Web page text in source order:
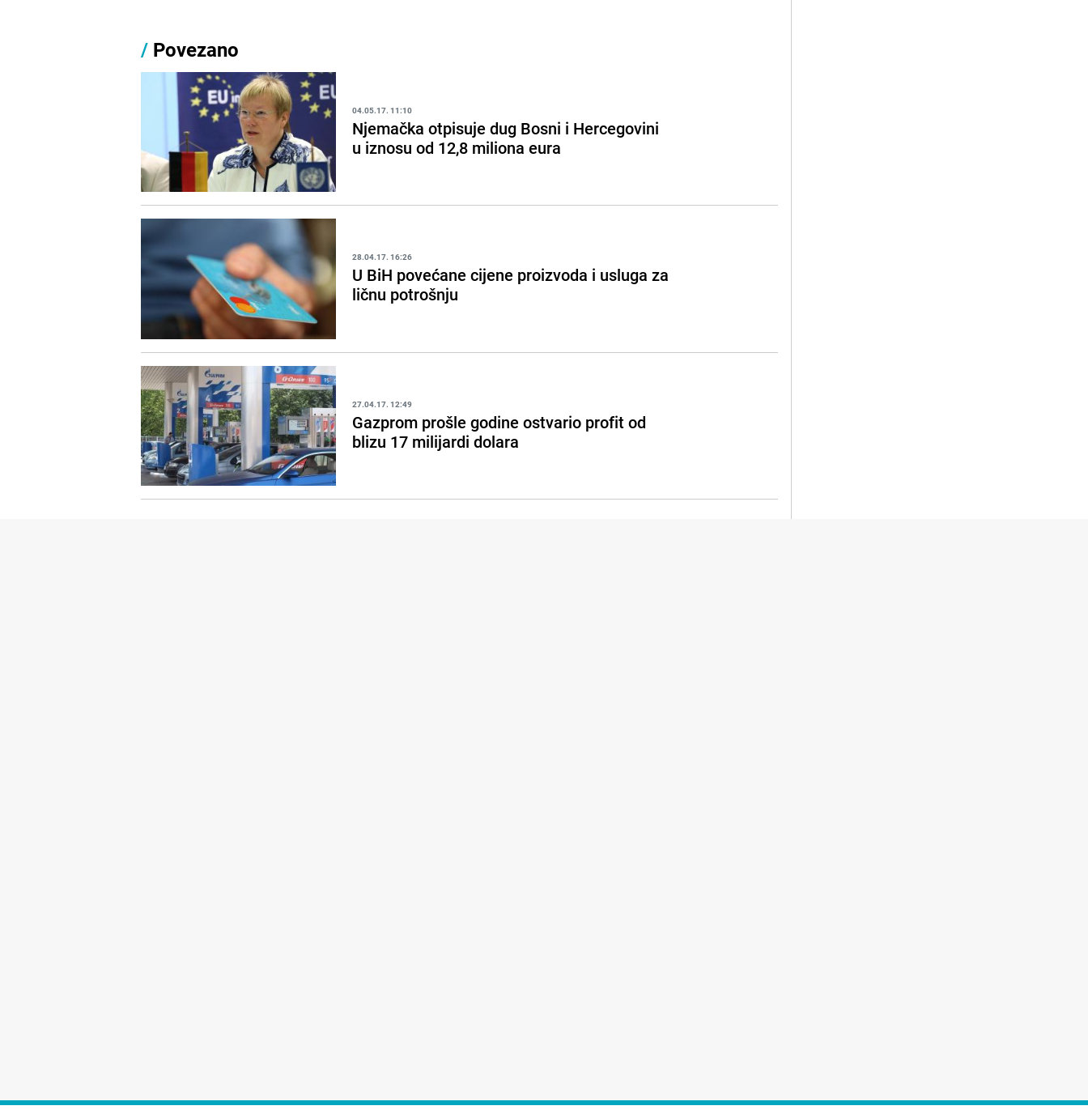
/ Povezano
04.05.17. 11:10
Njemačka otpisuje dug Bosni i Hercegovini
u iznosu od 12,8 miliona eura
28.04.17. 16:26
U BiH povećane cijene proizvoda i usluga za
ličnu potrošnju
27.04.17. 12:49
Gazprom prošle godine ostvario profit od
blizu 17 milijardi dolara